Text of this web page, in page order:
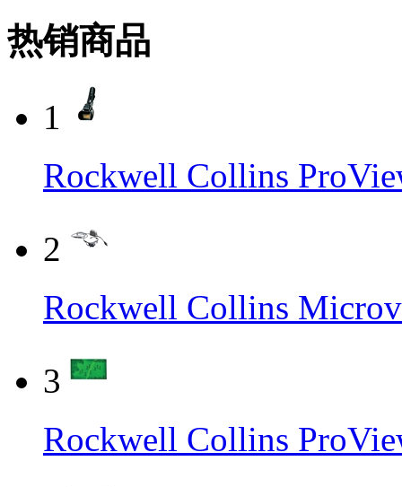
热销商品
1
Rockwell Collins
2
Rockwell Collins
3
Rockwell Collins